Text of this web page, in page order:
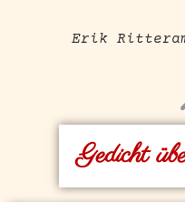
Erik Ritter
Gedicht